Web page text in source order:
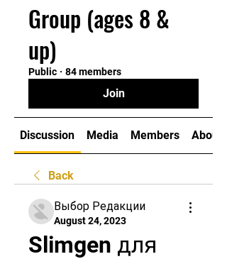
Group (ages 8 &
up)
Public · 84 members
Join
Discussion Media Members About
Back
Выбор Редакции
August 24, 2023
Slimgen для